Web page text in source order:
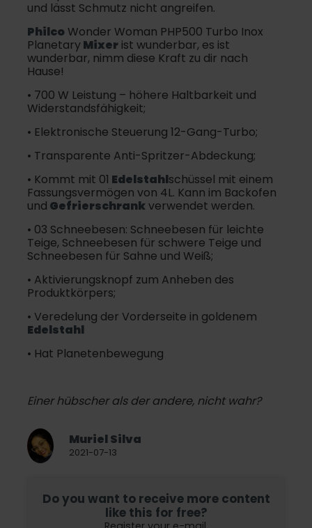
und lässt Schmutz nicht angreifen.
PhilcoWonder Woman PHP500 Turbo Inox
PlanetaryMixer ist wunderbar, es ist
wunderbar, nimm diese Kraft zu dir nach
Hause!
• 700 W Leistung – höhere Haltbarkeit und
Widerstandsfähigkeit;
• Elektronische Steuerung 12-Gang-Turbo;
• Transparente Anti-Spritzer-Abdeckung;
• Kommt mit 01 Edelstahlschüssel mit einem
Fassungsvermögen von 4L. Kann im Backofen
und Gefrierschrankverwendet werden.
• 03 Schneebesen: Schneebesen für leichte
Teige, Schneebesen für schwere Teige und
Schneebesen für Sahne und Weiß;
• Aktivierungsknopf zum Anheben des
Produktkörpers;
• Veredelung der Vorderseite in goldenem
Edelstahl
• Hat Planetenbewegung
Einer hübscher als der andere, nicht wahr?
Muriel Silva
2021-07-13
Do you want to receive more content
like this for free?